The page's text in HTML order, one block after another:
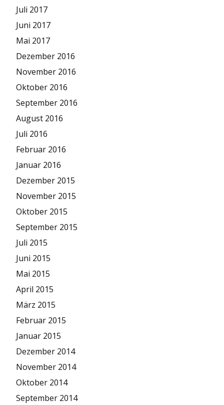
Juli 2017
Juni 2017
Mai 2017
Dezember 2016
November 2016
Oktober 2016
September 2016
August 2016
Juli 2016
Februar 2016
Januar 2016
Dezember 2015
November 2015
Oktober 2015
September 2015
Juli 2015
Juni 2015
Mai 2015
April 2015
März 2015
Februar 2015
Januar 2015
Dezember 2014
November 2014
Oktober 2014
September 2014